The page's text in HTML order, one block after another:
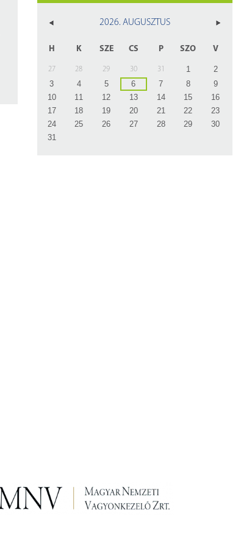
2026. AUGUSZTUS
H K SZE CS P SZO V
27 28 29 30 31 1
2
3
4 5 6 7 8
9
10
11 12 13 14 15
16
17
18 19 20 21 22
23
24
25 26 27 28 29
30
31